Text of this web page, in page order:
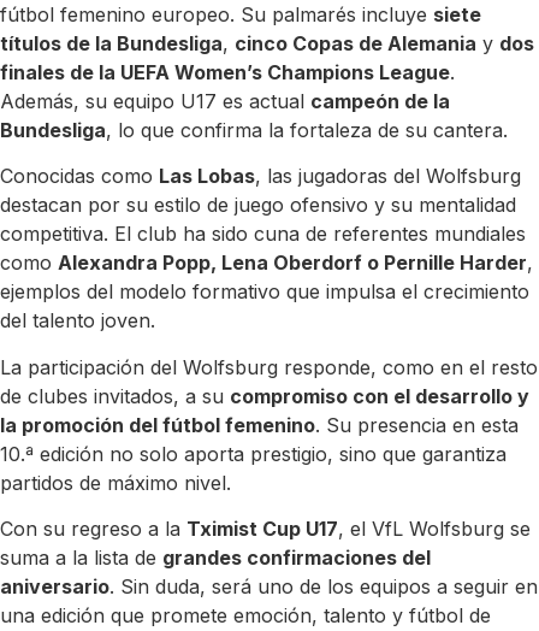
fútbol femenino europeo. Su palmarés incluye siete
títulos de la Bundesliga, cinco Copas de Alemania y dos
finales de la UEFA Women’s Champions League.
Además, su equipo U17 es actual campeón de la
Bundesliga, lo que confirma la fortaleza de su cantera.
Conocidas como Las Lobas, las jugadoras del Wolfsburg
destacan por su estilo de juego ofensivo y su mentalidad
competitiva. El club ha sido cuna de referentes mundiales
como Alexandra Popp, Lena Oberdorf o Pernille Harder,
ejemplos del modelo formativo que impulsa el crecimiento
del talento joven.
La participación del Wolfsburg responde, como en el resto
de clubes invitados, a su compromiso con el desarrollo y
la promoción del fútbol femenino. Su presencia en esta
10.ª edición no solo aporta prestigio, sino que garantiza
partidos de máximo nivel.
Con su regreso a la Tximist Cup U17, el VfL Wolfsburg se
suma a la lista de grandes confirmaciones del
aniversario. Sin duda, será uno de los equipos a seguir en
una edición que promete emoción, talento y fútbol de